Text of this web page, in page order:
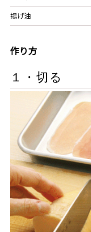
揚げ油
作り方
１・切る